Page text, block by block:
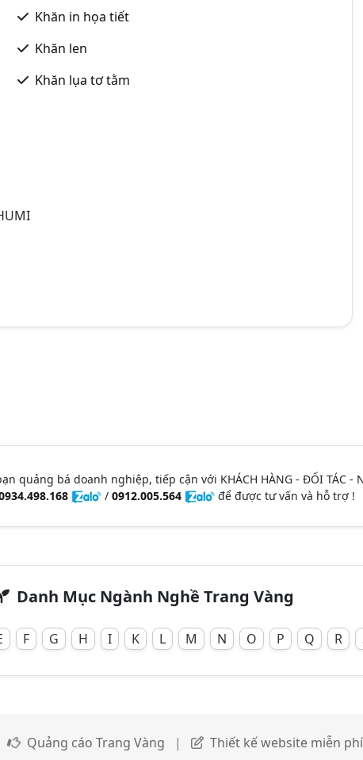
Khăn in họa tiết
Khăn len
Khăn lụa tơ tằm
quảng bá doanh nghiệp, tiếp cận với KHÁCH HÀNG - ĐỐI TÁC -
/ 0912.005.564 để được tư vấn và hỗ trợ !
Danh Mục Ngành Nghề Trang Vàng
F G H I K L M N O P Q R
Quảng cáo Trang Vàng | Thiết kế website miễn phí